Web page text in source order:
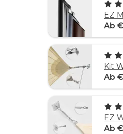
EZ
Ab
Kit
Ab
EZ
Ab